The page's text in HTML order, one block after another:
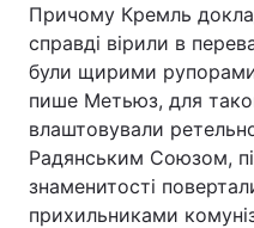
Причому Кремль
справді вірили в
були щирими
пише Метьюз, для
влаштовували
Радянським Союзом,
знаменитості
прихильниками